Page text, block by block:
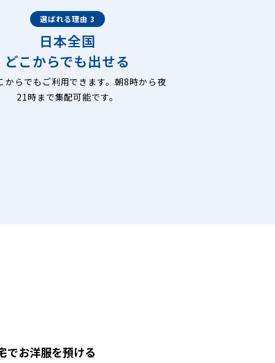
選ばれる理由 3
日本全国
どこからでも出せる
からでもご利用できます。朝8時から夜
21時まで集配可能です。
でお洋服を預ける